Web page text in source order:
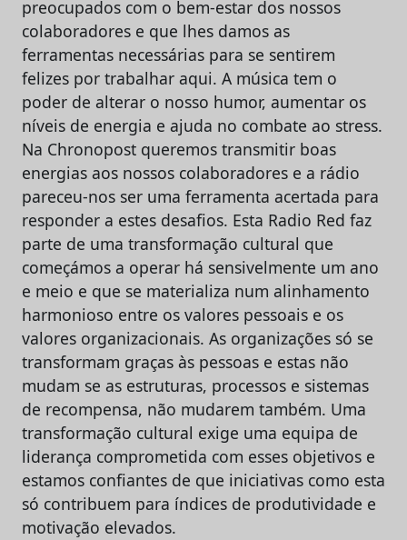
preocupados com o bem-estar dos nossos
colaboradores e que lhes damos as
ferramentas necessárias para se sentirem
felizes por trabalhar aqui. A música tem o
poder de alterar o nosso humor, aumentar os
níveis de energia e ajuda no combate ao stress.
Na Chronopost queremos transmitir boas
energias aos nossos colaboradores e a rádio
pareceu-nos ser uma ferramenta acertada para
responder a estes desafios. Esta Radio Red faz
parte de uma transformação cultural que
começámos a operar há sensivelmente um ano
e meio e que se materializa num alinhamento
harmonioso entre os valores pessoais e os
valores organizacionais. As organizações só se
transformam graças às pessoas e estas não
mudam se as estruturas, processos e sistemas
de recompensa, não mudarem também. Uma
transformação cultural exige uma equipa de
liderança comprometida com esses objetivos e
estamos confiantes de que iniciativas como esta
só contribuem para índices de produtividade e
motivação elevados.